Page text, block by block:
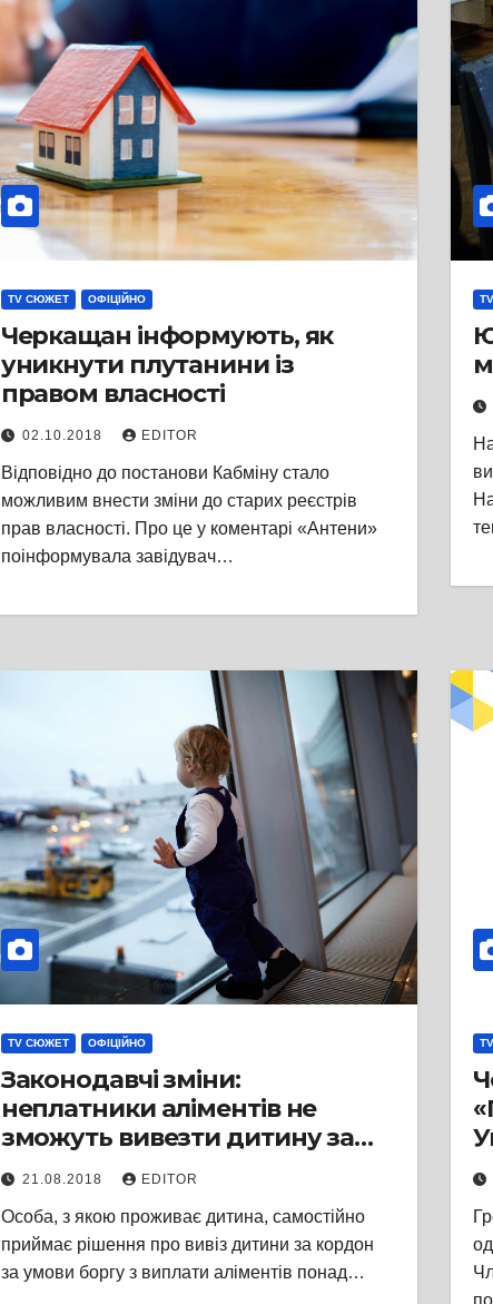
TV СЮЖЕТ ОФІЦІЙНО
Черкащан інформують, як
уникнути плутанини із
правом власності
02.10.2018 EDITOR
Відповідно до постанови Кабміну стало
можливим внести зміни до старих реєстрів
прав власності. Про це у коментарі «Антени»
поінформувала завідувач…
TV СЮЖЕТ ОФІЦІЙНО
Законодавчі зміни:
неплатники аліментів не
зможуть вивезти дитину за
кордон
21.08.2018 EDITOR
Особа, з якою проживає дитина, самостійно
приймає рішення про вивіз дитини за кордон
за умови боргу з виплати аліментів понад…